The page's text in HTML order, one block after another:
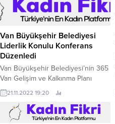
Van Büyükşehir Belediyesi
Liderlik Konulu Konferans
Düzenledi
Van Büyükşehir Belediyesi’nin 365
Van Gelişim ve Kalkınma Planı
etkinlikleri kapsamında Korn/Ferry
şirketi Türkiye Başkanı ve
Yöneticisi Şerif Kaynar, liderlik
konulu konferans verdi.
21.11.2022 19:20